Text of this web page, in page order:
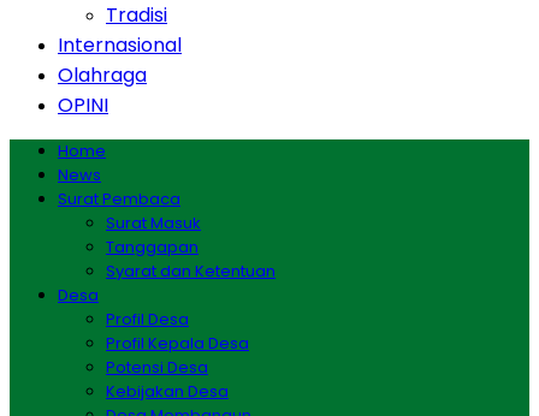
Tradisi
Internasional
Olahraga
OPINI
Home
News
Surat Pembaca
Surat Masuk
Tanggapan
Syarat dan Ketentuan
Desa
Profil Desa
Profil Kepala Desa
Potensi Desa
Kebijakan Desa